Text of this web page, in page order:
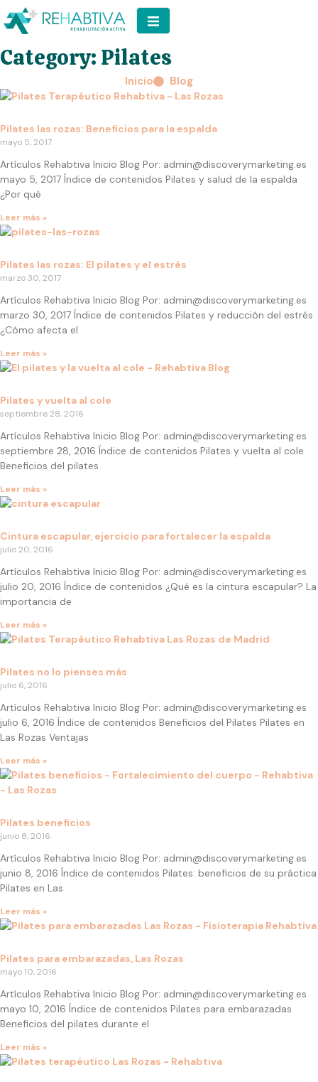
Category: Pilates
Inicio Blog
Pilates las rozas: Beneficios para la espalda
mayo 5, 2017
Artículos Rehabtiva Inicio Blog Por: admin@discoverymarketing.es
mayo 5, 2017 Índice de contenidos Pilates y salud de la espalda
¿Por qué
Leer más »
Pilates las rozas: El pilates y el estrés
marzo 30, 2017
Artículos Rehabtiva Inicio Blog Por: admin@discoverymarketing.es
marzo 30, 2017 Índice de contenidos Pilates y reducción del estrés
¿Cómo afecta el
Leer más »
Pilates y vuelta al cole
septiembre 28, 2016
Artículos Rehabtiva Inicio Blog Por: admin@discoverymarketing.es
septiembre 28, 2016 Índice de contenidos Pilates y vuelta al cole
Beneficios del pilates
Leer más »
Cintura escapular, ejercicio para fortalecer la espalda
julio 20, 2016
Artículos Rehabtiva Inicio Blog Por: admin@discoverymarketing.es
julio 20, 2016 Índice de contenidos ¿Qué es la cintura escapular? La
importancia de
Leer más »
Pilates no lo pienses más
julio 6, 2016
Artículos Rehabtiva Inicio Blog Por: admin@discoverymarketing.es
julio 6, 2016 Índice de contenidos Beneficios del Pilates Pilates en
Las Rozas Ventajas
Leer más »
Pilates beneficios
junio 8, 2016
Artículos Rehabtiva Inicio Blog Por: admin@discoverymarketing.es
junio 8, 2016 Índice de contenidos Pilates: beneficios de su práctica
Pilates en Las
Leer más »
Pilates para embarazadas, Las Rozas
mayo 10, 2016
Artículos Rehabtiva Inicio Blog Por: admin@discoverymarketing.es
mayo 10, 2016 Índice de contenidos Pilates para embarazadas
Beneficios del pilates durante el
Leer más »